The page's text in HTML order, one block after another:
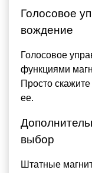
Голосовое
вождение
Голосовое
функциями
Просто
ее.
выбор
Штатные